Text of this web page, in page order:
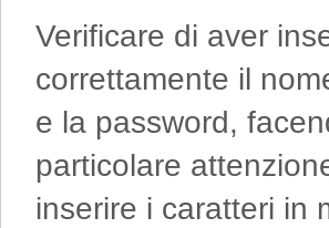
Verificare di aver
correttamente il
e la password,
particolare
inserire i caratteri in